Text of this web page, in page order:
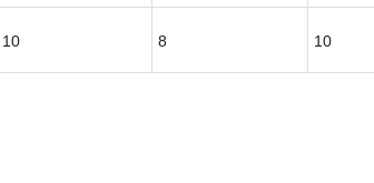
10 8 10